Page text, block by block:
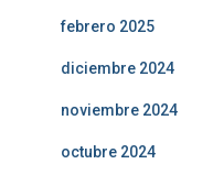
febrero 2025
diciembre 2024
noviembre 2024
octubre 2024